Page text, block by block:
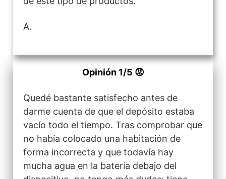
A.
Opinión 1/5 😡
Quedé bastante satisfecho antes de
darme cuenta de que el depósito estaba
vacío todo el tiempo. Tras comprobar que
no había colocado una habitación de
forma incorrecta y que todavía hay
mucha agua en la batería debajo del